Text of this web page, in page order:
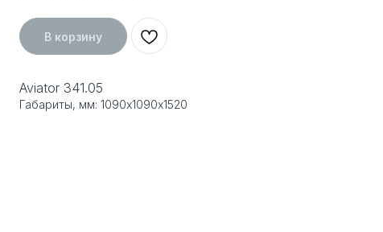
В корзину
Aviator 341.05
Габариты, мм: 1090х1090х1520